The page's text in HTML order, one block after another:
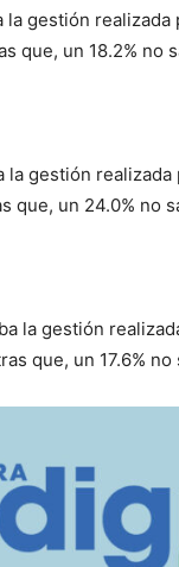
la gestión
que, un 18.2% no
la gestión
que, un 24.0% no
la gestión
que, un 17.6%